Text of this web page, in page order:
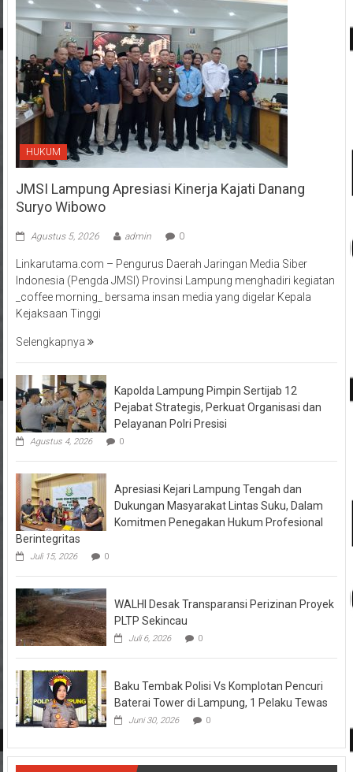
HUKUM
JMSI Lampung Apresiasi Kinerja Kajati Danang
Suryo Wibowo
Agustus 5, 2026 admin 0
Linkarutama.com – Pengurus Daerah Jaringan Media Siber
Indonesia (Pengda JMSI) Provinsi Lampung menghadiri kegiatan
_coffee morning_ bersama insan media yang digelar Kepala
Kejaksaan Tinggi
Selengkapnya
Kapolda Lampung Pimpin Sertijab 12
Pejabat Strategis, Perkuat Organisasi dan
Pelayanan Polri Presisi
Agustus 4, 2026 0
Apresiasi Kejari Lampung Tengah dan
Dukungan Masyarakat Lintas Suku, Dalam
Komitmen Penegakan Hukum Profesional
Berintegritas
Juli 15, 2026 0
WALHI Desak Transparansi Perizinan Proyek
PLTP Sekincau
Juli 6, 2026 0
Baku Tembak Polisi Vs Komplotan Pencuri
Baterai Tower di Lampung, 1 Pelaku Tewas
Juni 30, 2026 0